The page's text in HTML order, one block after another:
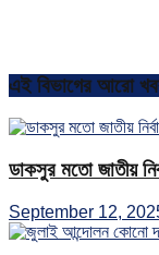
এই বিভাগের আরো
ডাকসুর মতো জাতীয়
September 12,